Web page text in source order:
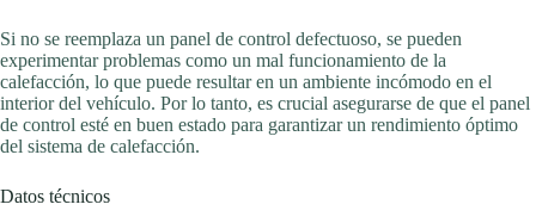
Si no se reemplaza un panel de control defectuoso, se pueden
experimentar problemas como un mal funcionamiento de la
calefacción, lo que puede resultar en un ambiente incómodo en el
interior del vehículo. Por lo tanto, es crucial asegurarse de que el panel
de control esté en buen estado para garantizar un rendimiento óptimo
del sistema de calefacción.
Datos técnicos